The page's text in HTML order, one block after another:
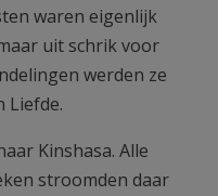
waren eigenlijk
uit schrik voor
werden ze
Liefde.
Kinshasa. Alle
stroomden daar